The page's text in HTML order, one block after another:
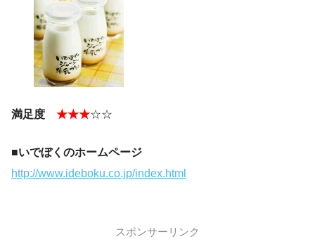
満足度 ★★★☆☆
■いでぼくのホームページ
http://www.ideboku.co.jp/index.html
スポンサーリンク